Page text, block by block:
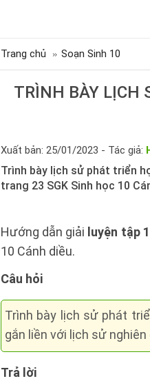
Trang chủ Soạn Sinh 10
TRÌNH BÀY LỊCH
Xuất bản: 25/01/2023 - Tác giả:
Trình bày lịch sử phát triển
trang 23 SGK Sinh học 10
Hướng dẫn giải luyện tập
10 Cánh diều.
Câu hỏi
Trình bày lịch sử phát
gắn liền với lịch sử
Trả lời